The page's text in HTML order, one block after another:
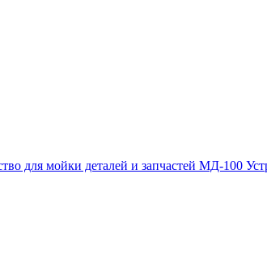
для мойки деталей и запчастей МД-100